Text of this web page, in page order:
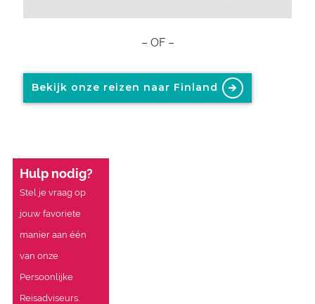
– OF –
Bekijk onze reizen naar Finland
Hulp nodig?
Stel je vraag op
jouw favoriete
manier aan één
van onze
Persoonlijke
Reisadviseurs.